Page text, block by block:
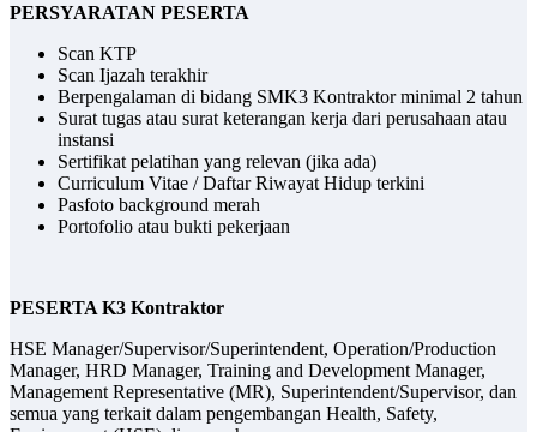
PERSYARATAN PESERTA
Scan KTP
Scan Ijazah terakhir
Berpengalaman di bidang SMK3 Kontraktor minimal 2 tahun
Surat tugas atau surat keterangan kerja dari perusahaan atau
instansi
Sertifikat pelatihan yang relevan (jika ada)
Curriculum Vitae / Daftar Riwayat Hidup terkini
Pasfoto background merah
Portofolio atau bukti pekerjaan
PESERTA K3 Kontraktor
HSE Manager/Supervisor/Superintendent, Operation/Production
Manager, HRD Manager, Training and Development Manager,
Management Representative (MR), Superintendent/Supervisor, dan
semua yang terkait dalam pengembangan Health, Safety,